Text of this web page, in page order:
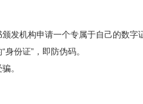
机构申请一个专属于自己的数
份证”，即防伪码。
。